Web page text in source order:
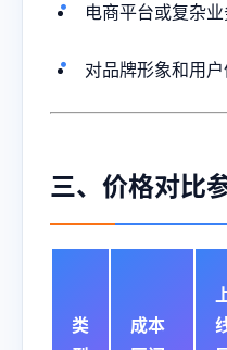
电商平台或复杂
对品牌形象和用
三、价格对比
类
成本